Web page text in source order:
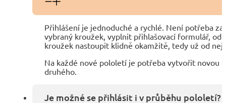
Přihlášení je jednoduché a rychlé. Není potřeba
vybraný kroužek, vyplnit přihlašovací formulář,
kroužek nastoupit klidně okamžitě, tedy už od
Na každé nové pololetí je potřeba vytvořit novou
druhého.
Je možné se přihlásit i v průběhu pololetí?